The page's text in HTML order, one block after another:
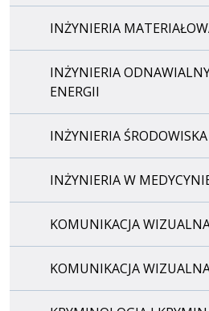
INŻYNIERIA
INŻYNIERIA
ENERGII
INŻYNIERIA ŚRODOWISKA
INŻYNIERIA W
KOMUNIKACJA
KOMUNIKACJA